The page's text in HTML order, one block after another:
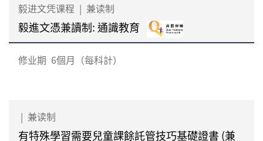
毅进文凭课程 | 兼读制
毅進文憑兼讀制: 通識教育
修业期 6個月（每科計）
| 兼读制
有特殊學習需要兒童課餘託管技巧基礎證書 (兼